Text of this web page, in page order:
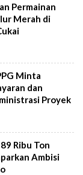
Permainan
Merah di
Minta
dan
Proyek
Ribu Ton
Ambisi